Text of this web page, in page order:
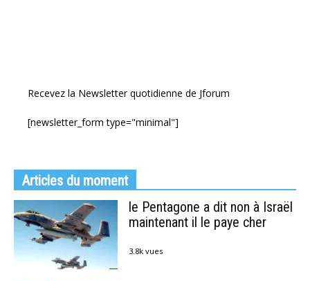
Recevez la Newsletter quotidienne de Jforum
[newsletter_form type="minimal"]
Articles du moment
le Pentagone a dit non à Israël
maintenant il le paye cher
3.8k vues